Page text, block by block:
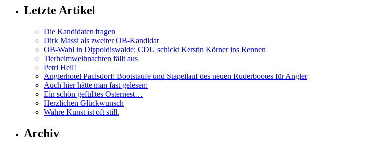
Letzte Artikel
Die Kandidaten fragen
Dirk Massi als zweiter OB-Kandidat
OB-Wahl in Dippoldiswalde: CDU schickt Kerstin Körner ins Rennen
Tierheimweihnachten fällt aus
Petri Heil!
Anglerhotel Paulsdorf: Bootstaufe und Stapellauf des neuen Ruderbootes für Angler
Auch hier hätte man fast gelesen:
Ein schön gefülltes Osternest…
Herzlichen Glückwunsch
Wahre Kunst ist oft still.
Archiv